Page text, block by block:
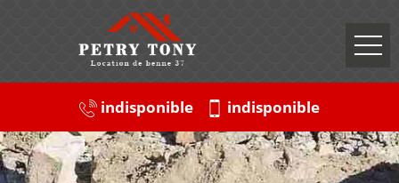
indisponible indisponible